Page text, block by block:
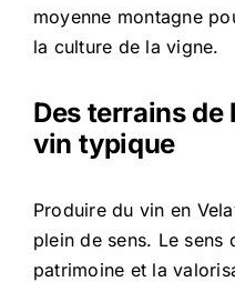
moyenne montagne
la culture de la vigne.
Des terrains de
vin typique
Produire du vin en
plein de sens. Le sens
patrimoine et la